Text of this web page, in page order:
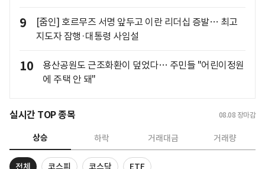
9
[줌인] 호르무즈 서명 앞두고 이란 리더십 증발… 최고
지도자 잠행·대통령 사임설
10
용산공원도 근조화환이 덮었다… 주민들 "어린이정원
에 주택 안 돼"
실시간 TOP 종목 08.08 장마감
상승 하락 거래대금 거래량
전체 코스피 코스닥 ETF